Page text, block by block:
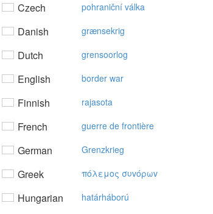
Czech pohraniční válka
Danish grænsekrig
Dutch grensoorlog
English border war
Finnish rajasota
French guerre de frontière
German Grenzkrieg
Greek πόλεμoς συvόρωv
Hungarian határháború